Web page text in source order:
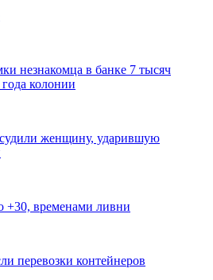
незнакомца в банке 7 тысяч
колонии
женщину, ударившую
+30, временами ливни
перевозки контейнеров